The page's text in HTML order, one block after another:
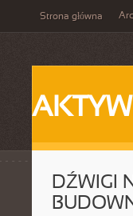
Strona główna
DŹWIGI